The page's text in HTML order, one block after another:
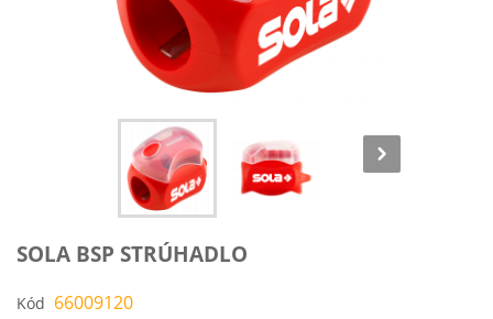
SOLA BSP STRÚHADLO
Kód 66009120